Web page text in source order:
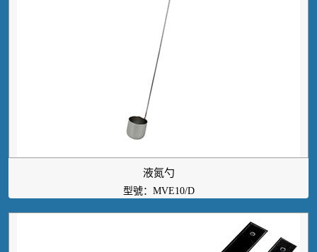
液氮勺
型號：MVE10/D